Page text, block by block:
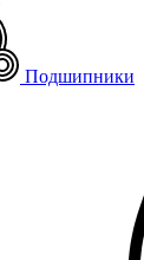
Подшипники